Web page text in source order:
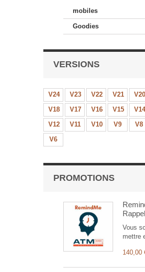
mobiles
Goodies
VERSIONS
V24 V23 V22 V21 V20
V18
V17 V16 V15 V14
V12
V11 V10 V9 V8
V6
PROMOTIONS
Rappel
(mail,
Vous
mettre
140,00